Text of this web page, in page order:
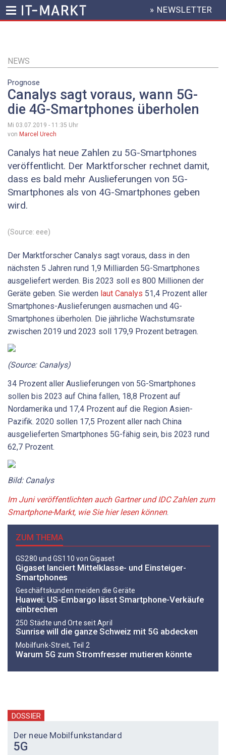
Inhalt
HEADER
MENU
» NEWSLETTER
NEWS
Prognose
Canalys sagt voraus, wann 5G-
die 4G-Smartphones überholen
Mi 03.07.2019 - 11:35 Uhr
von Marcel Urech
Canalys hat neue Zahlen zu 5G-Smartphones
veröffentlicht. Der Marktforscher rechnet damit,
dass es bald mehr Auslieferungen von 5G-
Smartphones als von 4G-Smartphones geben
wird.
(Source: eee)
Der Marktforscher Canalys sagt voraus, dass in den
nächsten 5 Jahren rund 1,9 Milliarden 5G-Smartphones
ausgeliefert werden. Bis 2023 soll es 800 Millionen der
Geräte geben. Sie werden laut Canalys 51,4 Prozent aller
Smartphones-Auslieferungen ausmachen und 4G-
Smartphones überholen. Die jährliche Wachstumsrate
zwischen 2019 und 2023 soll 179,9 Prozent betragen.
(Source: Canalys)
34 Prozent aller Auslieferungen von 5G-Smartphones
sollen bis 2023 auf China fallen, 18,8 Prozent auf
Nordamerika und 17,4 Prozent auf die Region Asien-
Pazifik. 2020 sollen 17,5 Prozent aller nach China
ausgelieferten Smartphones 5G-fähig sein, bis 2023 rund
62,7 Prozent.
Bild: Canalys
Im Juni veröffentlichten auch Gartner und IDC Zahlen zum
Smartphone-Markt, wie Sie hier lesen können.
ZUM THEMA
GS280 und GS110 von Gigaset
Gigaset lanciert Mittelklasse- und Einsteiger-
Smartphones
Geschäftskunden meiden die Geräte
Huawei: US-Embargo lässt Smartphone-Verkäufe
einbrechen
250 Städte und Orte seit April
Sunrise will die ganze Schweiz mit 5G abdecken
Mobilfunk-Streit, Teil 2
Warum 5G zum Stromfresser mutieren könnte
DOSSIER
Der neue Mobilfunkstandard
5G